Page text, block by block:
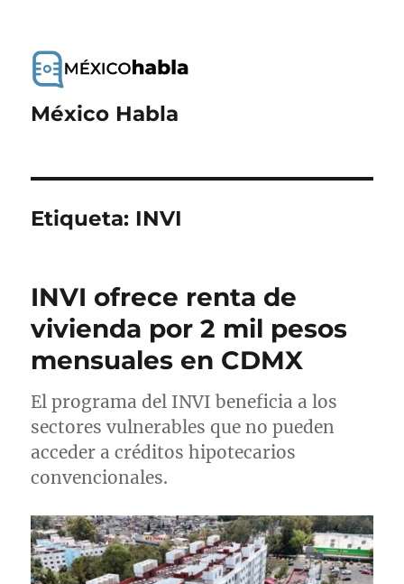
México Habla
Etiqueta: INVI
INVI ofrece renta de
vivienda por 2 mil pesos
mensuales en CDMX
El programa del INVI beneficia a los
sectores vulnerables que no pueden
acceder a créditos hipotecarios
convencionales.